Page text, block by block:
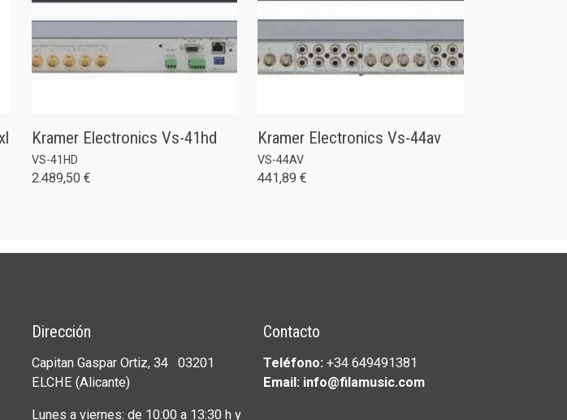
Kramer Electronics Vs-41hd
VS-41HD
2.489,50 €
Kramer Electronics Vs-44av
VS-44AV
441,89 €
Dirección
Capitan Gaspar Ortiz, 34 03201
ELCHE (Alicante)
Lunes a viernes: de 10:00 a 13:30 h y
Contacto
Teléfono: +34 649491381
Email: info@filamusic.com